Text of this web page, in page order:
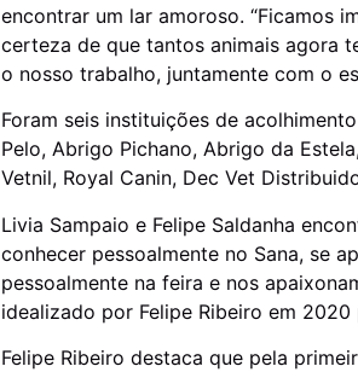
encontrar um lar amoroso. “Ficamos
certeza de que tantos animais agora
o nosso trabalho, juntamente com o
Foram seis instituições de
Pelo, Abrigo Pichano, Abrigo da
Vetnil, Royal Canin, Dec Vet
Livia Sampaio e Felipe Saldanha
conhecer pessoalmente no Sana, se
pessoalmente na feira e nos
idealizado por Felipe Ribeiro em
Felipe Ribeiro destaca que pela